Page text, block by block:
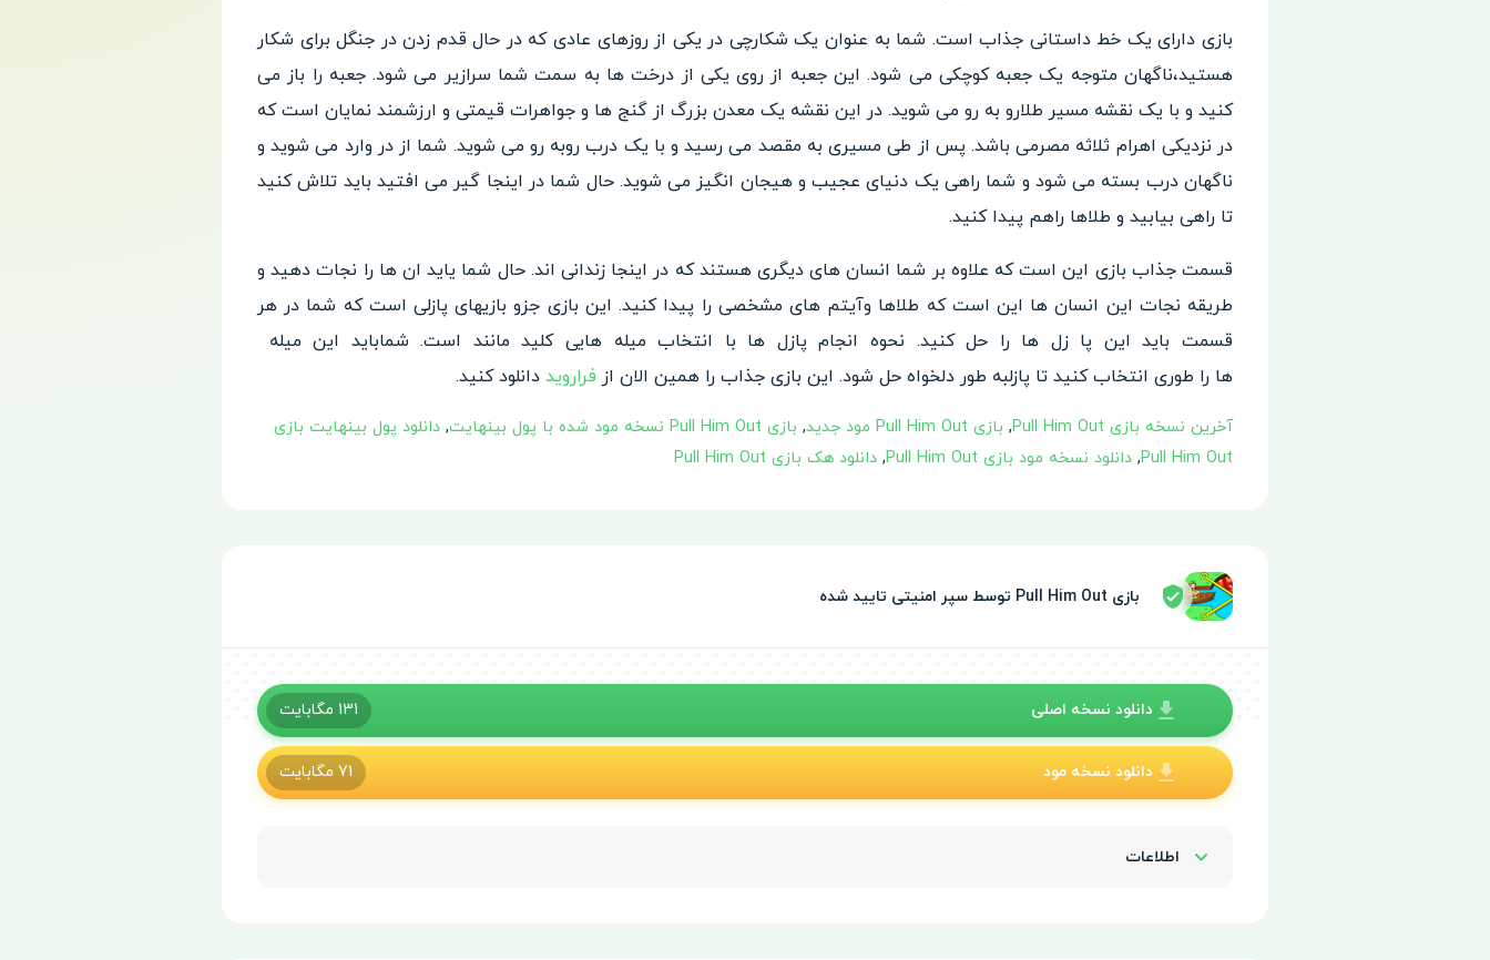
بازی دارای یک خط داستانی جذاباست. شما به عنوان یک شکارچی در یکی از روزهای عادی که در حال قدم زدن در جنگل برای شکار
هستید،ناگهان متوجه یک جعبه کوچکی می شود. این جعبه از روی یکی از درخت ها به سمت شما سرازیر می شود. جعبه را باز می
کنید و با یک نقشه مسیر طلارو به رو می شوید. در این نقشه یک معدن بزرگ از گنج ها و جواهرات قیمتی و ارزشمند نمایان است که
در نزدیکی اهرام ثلاثه مصرمی باشد. پس از طی مسیری به مقصد می رسیدو با یک درب روبه رو می شوید. شما از در وارد می شوید و
ناگهان درب بسته می شود و شما راهی یک دنیای عجیب و هیجان انگیز می شوید. حال شما در اینجا گیر می افتید باید تلاش کنید
تا راهی بیابید و طلاها راهم پیدا کنید.
قسمت جذاب بازی این است که علاوه بر شما انسان های دیگری هستند که در اینجا زندانی اند. حال شما یاید ان ها را نجات دهید و
طریقه نجات این انسان ها این است که طلاها وآیتم های مشخصی را پیدا کنید. این بازی جزو بازیهای پازلی است که شما در هر
قسمت باید این پا زل ها را حل کنید. نحوه انجام پازل ها با انتخاب میله هایی کلید مانند است. شماباید این میله
ها را طوری انتخاب کنید تا پازلبه طور دلخواه حل شود. این بازی جذاب را همین الان از فراروید دانلود کنید.
آخرین نسخه بازی Pull Him Out , بازی Pull Him Out مود جدید , بازی Pull Him Out نسخه مود شده با پول بینهایت , دانلود پول بینهایت بازی
Pull Him Out
, دانلود نسخه مود بازی Pull Him Out , دانلود هک بازی Pull Him Out
بازی Pull Him Out توسط سپر امنیتی تایید شده
دانلود نسخه اصلی 131 مگابایت
دانلود نسخه مود 71 مگابایت
اطلاعات